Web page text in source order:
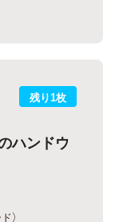
残り1枚
ハンドウ
）